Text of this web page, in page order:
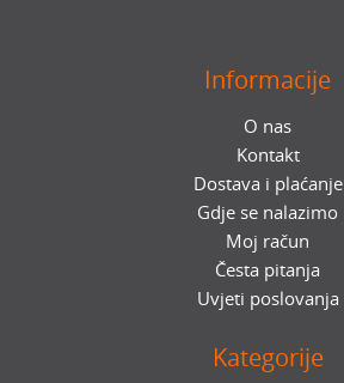
Informacije
O nas
Kontakt
Dostava i plaćanje
Gdje se nalazimo
Moj račun
Česta pitanja
Uvjeti poslovanja
Kategorije